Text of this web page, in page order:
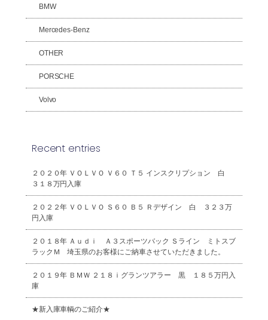
BMW
Mercedes-Benz
OTHER
PORSCHE
Volvo
Recent entries
２０２０年 ＶＯＬＶＯ Ｖ６０ Ｔ５ インスクリプション 白
３１８万円入庫
２０２２年 ＶＯＬＶＯ Ｓ６０ Ｂ５ Ｒデザイン 白 ３２３万
円入庫
２０１８年 Ａｕｄｉ Ａ３スポーツバック Ｓライン ミトスブ
ラックＭ 埼玉県のお客様にご納車させていただきました。
２０１９年 ＢＭＷ ２１８ｉグランツアラー 黒 １８５万円入
庫
★新入庫車輌のご紹介★